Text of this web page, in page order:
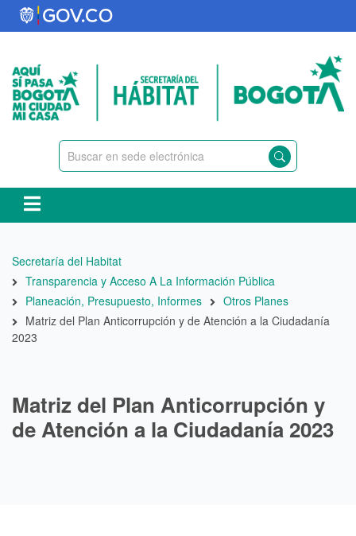
Pasar
al
principal
Ruta
de
navegación
Secretaría del Habitat
Transparencia y Acceso A La Información Pública
Planeación, Presupuesto, Informes
Otros Planes
Matriz del Plan Anticorrupción y de Atención a la Ciudadanía
2023
Matriz del Plan Anticorrupción y
de Atención a la Ciudadanía 2023